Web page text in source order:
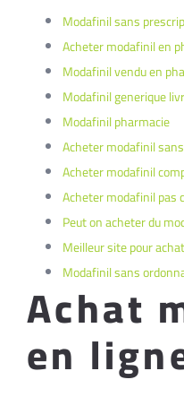
Modafinil sans
Acheter modafinil en
Modafinil vendu en
Modafinil generique
Modafinil pharmacie
Acheter modafinil
Acheter modafinil
Acheter modafinil pas
Peut on acheter du
Meilleur site pour
Modafinil sans
Achat
en